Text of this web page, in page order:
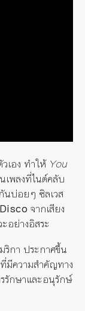
เอง ทำให้ You
เพลงที่ไนต์คลับ
นบ่อยๆ ซิลเวส
จากเสียง
อย่างอิสระ
กา ประกาศขึ้น
มีความสำคัญทาง
รักษาและอนุรักษ์